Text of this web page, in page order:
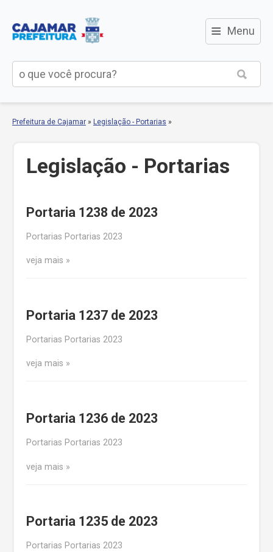
≡ Menu
Prefeitura de Cajamar » Legislação - Portarias »
Legislação - Portarias
Portaria 1238 de 2023
Portarias Portarias 2023
veja mais
Portaria 1237 de 2023
Portarias Portarias 2023
veja mais
Portaria 1236 de 2023
Portarias Portarias 2023
veja mais
Portaria 1235 de 2023
Portarias Portarias 2023